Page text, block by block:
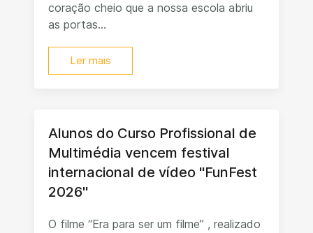
coração cheio que a nossa escola abriu
as portas...
Ler mais
Alunos do Curso Profissional de
Multimédia vencem festival
internacional de vídeo "FunFest
2026"
O filme “Era para ser um filme” , realizado